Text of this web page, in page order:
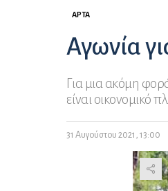
ΆΡΤΑ
Αγωνία
Για μια ακόμη
είναι οικονομικό
31 Αυγούστου 2021, 13:00